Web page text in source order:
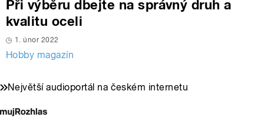
Při výběru dbejte na správný druh a
kvalitu oceli
1. únor 2022
Hobby magazín
Největší audioportál na českém internetu